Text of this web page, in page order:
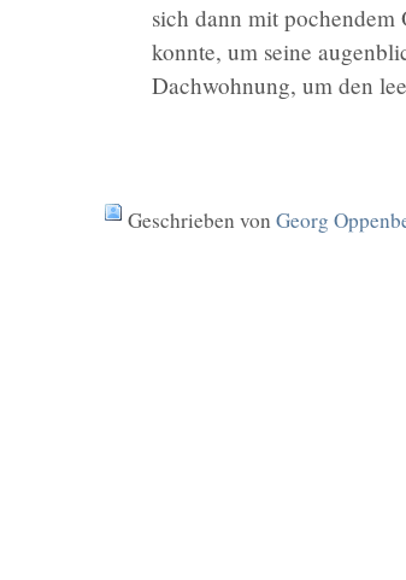
sich dann mit
konnte, um seine
Dachwohnung, um den
Geschrieben vonGeorg